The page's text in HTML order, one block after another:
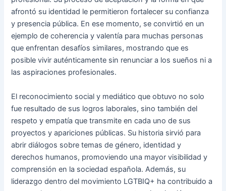
afrontó su identidad le permitieron fortalecer su confianza
y presencia pública. En ese momento, se convirtió en un
ejemplo de coherencia y valentía para muchas personas
que enfrentan desafíos similares, mostrando que es
posible vivir auténticamente sin renunciar a los sueños ni a
las aspiraciones profesionales.
El reconocimiento social y mediático que obtuvo no solo
fue resultado de sus logros laborales, sino también del
respeto y empatía que transmite en cada uno de sus
proyectos y apariciones públicas. Su historia sirvió para
abrir diálogos sobre temas de género, identidad y
derechos humanos, promoviendo una mayor visibilidad y
comprensión en la sociedad española. Además, su
liderazgo dentro del movimiento LGTBIQ+ ha contribuido a